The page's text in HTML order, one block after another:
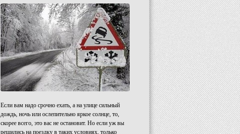
Если вам надо срочно ехать, а на улице сильный
дождь, ночь или ослепительно яркое солнце, то,
скорее всего, это вас не остановит. Но если уж вы
решились на поездку в таких условиях, только